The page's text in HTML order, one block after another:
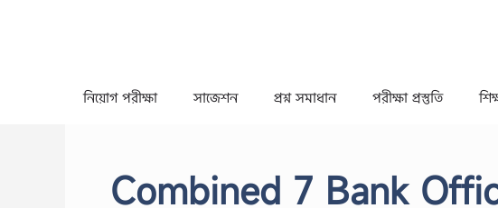
নিয়োগ পরীক্ষা সাজেশন প্রশ্ন সমাধান পরীক্ষা প্রস্তুতি
Combined 7 Bank